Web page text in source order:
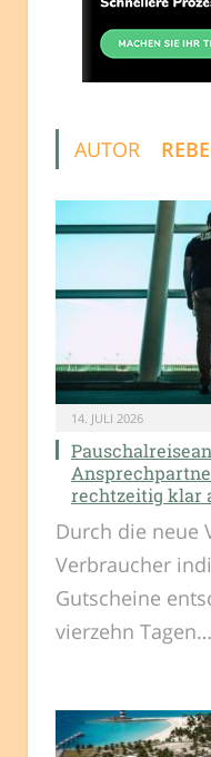
AUTOR
14. JULI 2026
rechtzeitig klar
Durch die neue
Verbraucher
Gutscheine
vierzehn Tagen…